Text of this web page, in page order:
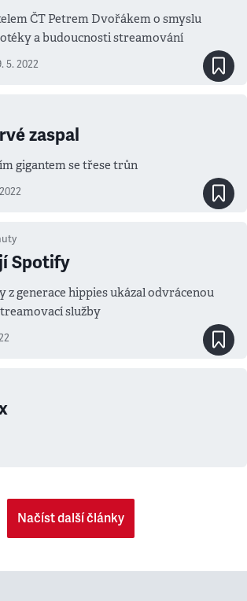
ČT Petrem Dvořákem o smyslu
a budoucnosti streamování
5. 2022
zaspal
gigantem se třese trůn
Spotify
z generace hippies ukázal odvrácenou
služby
Načíst další články